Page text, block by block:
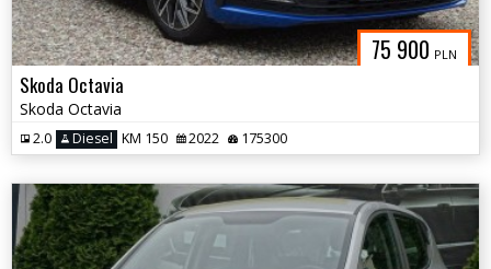
75 900 PLN
Skoda Octavia
Skoda Octavia
2.0 Diesel KM 150 2022 175300